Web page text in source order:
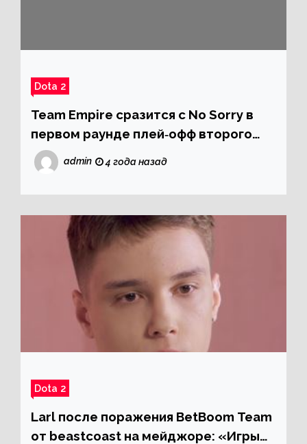
Dota 2
Team Empire сразится с No Sorry в
первом раунде плей‑офф второго
дивизиона DPC 2021/2022
admin 4 года назад
Dota 2
Larl после поражения BetBoom Team
от beastcoast на мейджоре: «Игры